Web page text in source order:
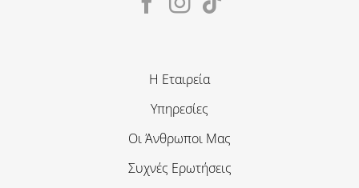
Η Εταιρεία
Υπηρεσίες
Οι Άνθρωποι Μας
Συχνές Ερωτήσεις